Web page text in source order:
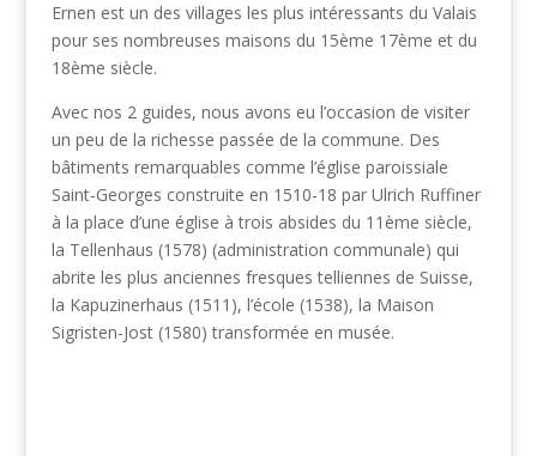
Ernen est un des villages les plus intéressants du Valais
pour ses nombreuses maisons du 15ème 17ème et du
18ème siècle.
Avec nos 2 guides, nous avons eu l’occasion de visiter
un peu de la richesse passée de la commune. Des
bâtiments remarquables comme l’église paroissiale
Saint-Georges construite en 1510-18 par Ulrich Ruffiner
à la place d’une église à trois absides du 11ème siècle,
la Tellenhaus (1578) (administration communale) qui
abrite les plus anciennes fresques telliennes de Suisse,
la Kapuzinerhaus (1511), l’école (1538), la Maison
Sigristen-Jost (1580) transformée en musée.